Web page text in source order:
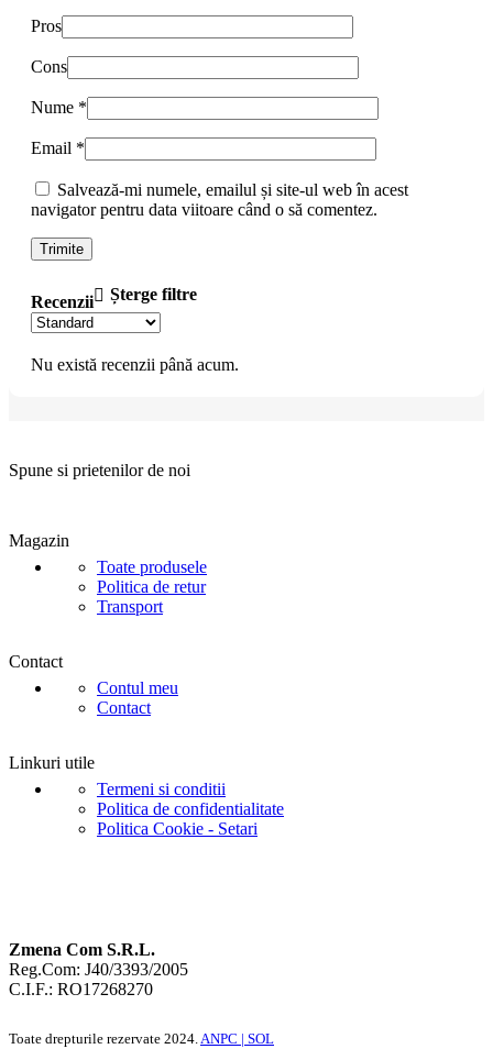
Recenzii Șterge filtre
Nu există recenzii până acum.
Pros
Cons
Nume *
Email *
Salvează-mi numele, emailul și site-ul web în acest
navigator pentru data viitoare când o să comentez.
Spune si prietenilor de noi
Magazin
Toate produsele
Politica de retur
Transport
Contact
Contul meu
Contact
Linkuri utile
Termeni si conditii
Politica de confidentialitate
Politica Cookie - Setari
Zmena Com S.R.L.
Reg.Com: J40/3393/2005
C.I.F.: RO17268270
Toate drepturile rezervate 2024.ANPC | SOL